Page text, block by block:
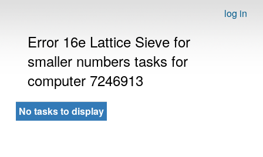
log in
Error 16e Lattice Sieve for
smaller numbers tasks for
computer 7246913
No tasks to display